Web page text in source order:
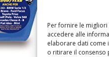
Per fornire le
accedere alle
elaborare dati come
o ritirare il consenso